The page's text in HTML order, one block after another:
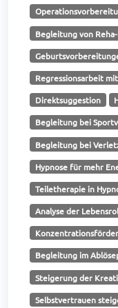
Begleitung von
Regressionsarbeit
Direktsuggestion
Begleitung bei
Begleitung bei
Hypnose für mehr
Teiletherapie in
Analyse der
Begleitung im
Steigerung der
Selbstvertrauen